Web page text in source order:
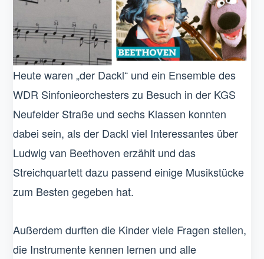
Heute waren „der Dackl“ und ein Ensemble des
WDR Sinfonieorchesters zu Besuch in der KGS
Neufelder Straße und sechs Klassen konnten
dabei sein, als der Dackl viel Interessantes über
Ludwig van Beethoven erzählt und das
Streichquartett dazu passend einige Musikstücke
zum Besten gegeben hat.
Außerdem durften die Kinder viele Fragen stellen,
die Instrumente kennen lernen und alle